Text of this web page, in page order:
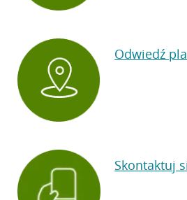
Odwiedź
Skontaktuj